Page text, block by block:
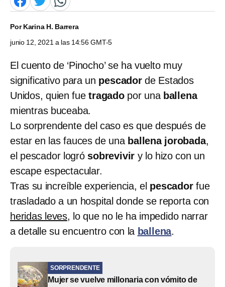
PorKarina H. Barrera
junio 12, 2021 a las 14:56 GMT-5
El cuento de ‘Pinocho’ se ha vuelto muy
significativo para un pescadorde Estados
Unidos, quien fuetragado por una ballena
mientras buceaba.
Lo sorprendente del caso es que después de
estar en las fauces de una ballena jorobada,
el pescador logró sobrevivir y lo hizo con un
escape espectacular.
Tras su increíble experiencia, el pescadorfue
trasladado a un hospital donde se reporta con
heridas leves, lo que no le ha impedido narrar
a detalle su encuentro con la ballena.
SORPRENDENTE
Mujer se vuelve millonaria con vómito de